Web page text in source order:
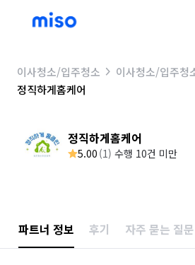
이사청소/입주청소
이사청소/입주청
정직하게홈케어
정직하게홈케어
5.00 (1) 수행 10건 미만
파트너 정보 후기 자주 묻는 질문